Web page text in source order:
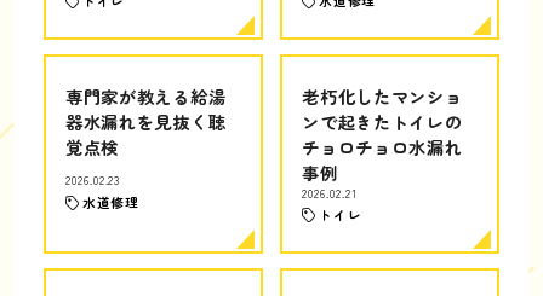
専門家が教える給湯
器水漏れを見抜く聴
覚点検
2026.02.23
水道修理
老朽化したマンショ
ンで起きたトイレの
チョロチョロ水漏れ
事例
2026.02.21
トイレ